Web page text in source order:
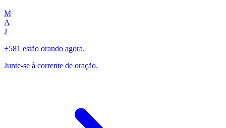
M
A
J
+581 estão orando agora.
Junte-se à corrente de oração.